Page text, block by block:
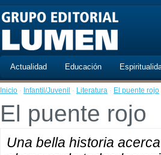
Actualidad Educación
Inicio · Infantil/Juvenil · Literatura · El puente rojo
El puente rojo
Una bella historia